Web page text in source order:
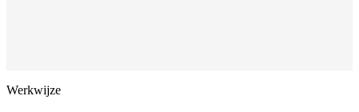
Werkwijze